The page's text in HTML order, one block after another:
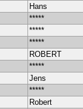
Hans
*****
*****
*****
ROBERT
*****
Jens
*****
Robert